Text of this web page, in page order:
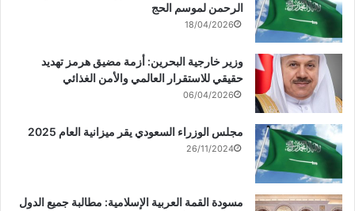
الرحمن لموسم الحج
18/04/2026
وزير خارجية البحرين: أزمة مضيق هرمز تهديد
حقيقي للاستقرار العالمي والأمن الغذائي
06/04/2026
مجلس الوزراء السعودي يقر ميزانية العام 2025
26/11/2024
مسودة القمة العربية الإسلامية: مطالبة جميع الدول